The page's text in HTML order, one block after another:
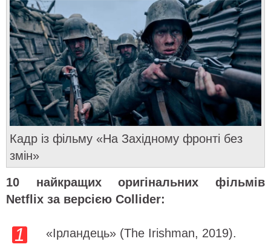
Кадр із фільму «На Західному фронті без
змін»
10 найкращих оригінальних фільмів
Netflix за версією Collider:
«Ірландець» (The Irishman, 2019).